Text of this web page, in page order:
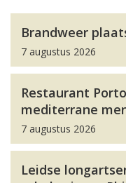
Brandweer
7 augustus 2026
Restaurant
mediterrane
7 augustus 2026
Leidse